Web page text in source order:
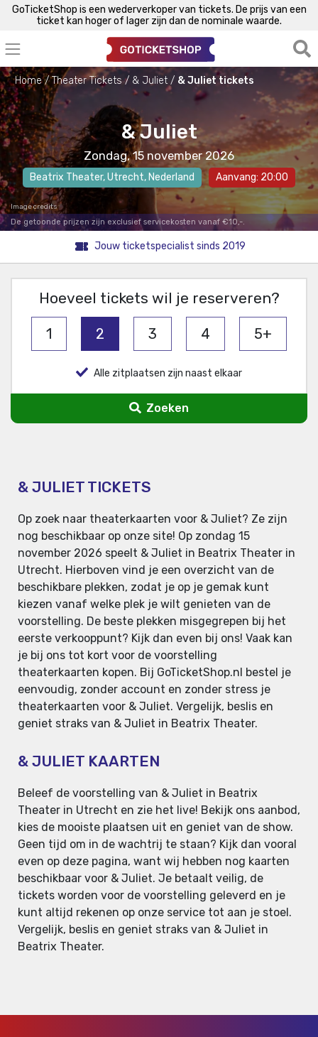
GoTicketShop is een wederverkoper van tickets. De prijs van een
ticket kan hoger of lager zijn dan de nominale waarde.
Home Theater Tickets & Juliet & Juliet tickets
& Juliet
Zondag, 15 november 2026
Beatrix Theater,Utrecht, Nederland Aanvang: 20:00
Image credits
De getoonde prijzen zijn exclusief servicekosten vanaf €10,-.
Jouw ticketspecialist sinds 2019
Hoeveel tickets wil je reserveren?
1 2 3 4 5+
Alle zitplaatsen zijn naast elkaar
Zoeken
& JULIET TICKETS
Op zoek naar theaterkaarten voor & Juliet? Ze zijn
nog beschikbaar op onze site! Op zondag 15
november 2026 speelt & Juliet in Beatrix Theater in
Utrecht. Hierboven vind je een overzicht van de
beschikbare plekken, zodat je op je gemak kunt
kiezen vanaf welke plek je wilt genieten van de
voorstelling. De beste plekken misgegrepen bij het
eerste verkooppunt? Kijk dan even bij ons! Vaak kan
je bij ons tot kort voor de voorstelling
theaterkaarten kopen. Bij GoTicketShop.nl bestel je
eenvoudig, zonder account en zonder stress je
theaterkaarten voor & Juliet. Vergelijk, beslis en
geniet straks van & Juliet in Beatrix Theater.
& JULIET KAARTEN
Beleef de voorstelling van & Juliet in Beatrix
Theater in Utrecht en zie het live! Bekijk ons aanbod,
kies de mooiste plaatsen uit en geniet van de show.
Geen tijd om in de wachtrij te staan? Kijk dan vooral
even op deze pagina, want wij hebben nog kaarten
beschikbaar voor & Juliet. Je betaalt veilig, de
tickets worden voor de voorstelling geleverd en je
kunt altijd rekenen op onze service tot aan je stoel.
Vergelijk, beslis en geniet straks van & Juliet in
Beatrix Theater.